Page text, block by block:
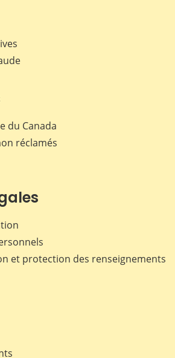
du Canada
réclamés
et protection des renseignements